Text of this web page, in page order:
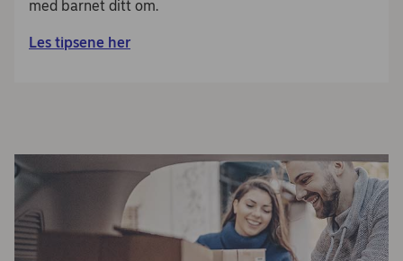
med barnet ditt om.
Les tipsene her